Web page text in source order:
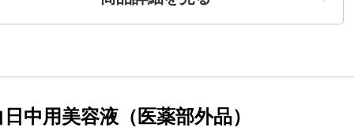
中用美容液（医薬部外品）